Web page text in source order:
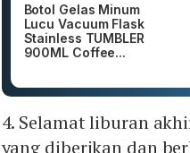
Botol Gelas Minum
Lucu Vacuum Flask
Stainless TUMBLER
900ML Coffee...
4. Selamat liburan
yang diberikan dan